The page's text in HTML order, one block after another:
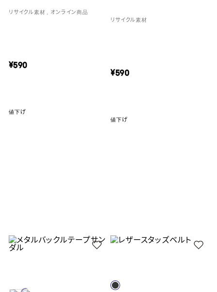
リサイクル素材 オンライン商品
¥590
値下げ
リサイクル素材
¥590
値下げ